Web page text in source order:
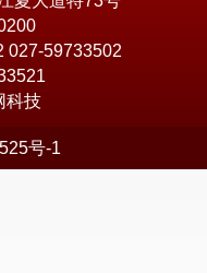
027-59733502
科技
号-1